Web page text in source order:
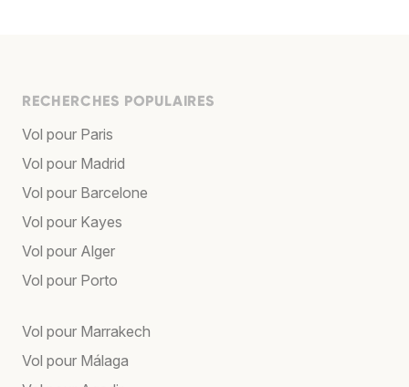
RECHERCHES POPULAIRES
Vol pour Paris
Vol pour Madrid
Vol pour Barcelone
Vol pour Kayes
Vol pour Alger
Vol pour Porto
Vol pour Marrakech
Vol pour Málaga